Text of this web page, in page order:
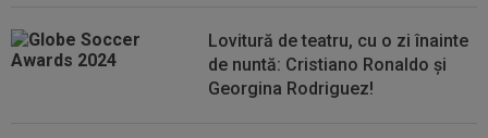
15:21
E convins că poate câștiga Balonul de Aur! Rio
Ferdinand a făcut pariul: ”Voi...
Lovitură de teatru, cu o zi înainte
de nuntă: Cristiano Ronaldo și
Georgina Rodriguez!